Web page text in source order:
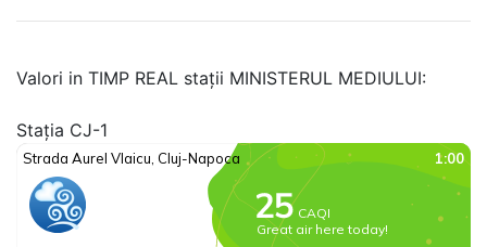
Valori in TIMP REAL stații MINISTERUL MEDIULUI:
Stația CJ-1